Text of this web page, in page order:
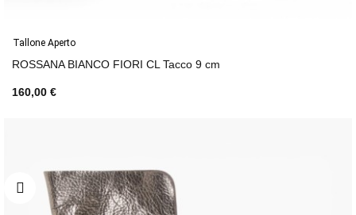
Tallone Aperto
ROSSANA BIANCO FIORI CL Tacco 9 cm
160,00 €